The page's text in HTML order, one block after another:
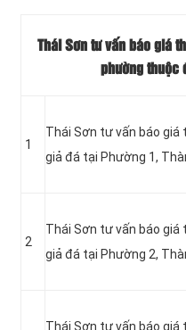
Thái Sơn tư vấn báo giá
phường thuộc
1
Thái Sơn tư vấn báo giá
giả đá tại Phường 1,
2
Thái Sơn tư vấn báo giá
giả đá tại Phường 2,
Thái Sơn tư vấn báo giá